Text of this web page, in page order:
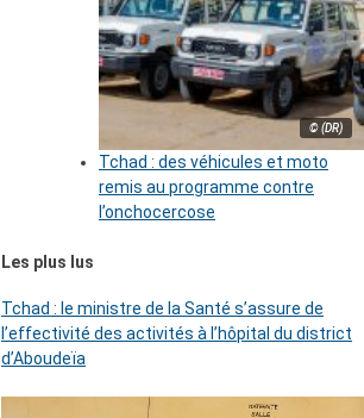
© (DR)
Tchad : des véhicules et moto
remis au programme contre
l’onchocercose
Les plus lus
Tchad : le ministre de la Santé s’assure de
l’effectivité des activités à l’hôpital du district
d’Aboudeïa